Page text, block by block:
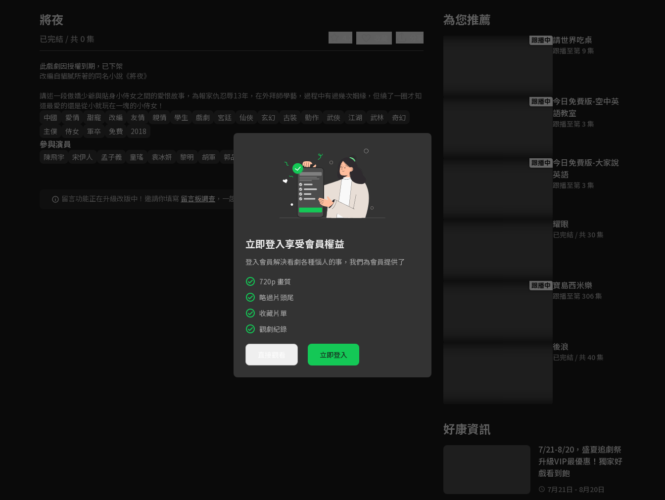
Play
將夜
已完結 / 共 0 集
此戲劇因授權到期，已下架
改編自貓膩所著的同名小說《將夜》
講述一段傲嬌少爺與貼身小侍女之間的愛恨故事，為報家仇忍辱13年，在外拜師學藝，過程中有過幾次姻緣，但繞了一圈才知
道最愛的還是從小就玩在一塊的小侍女！
中國
愛情 甜寵 改編 友情 親情 學生 戲劇 宮廷 仙俠 玄幻 古裝 動作 武俠 江湖 武林
奇幻
主僕
侍女 軍卒 免費 2018
參與演員
陳飛宇 宋伊人 孟子義 童瑤 袁冰妍 黎明 胡軍 郭品超
留言功能正在升級改版中！邀請你填寫 留言板調查 ，一起共創新版留言功能！
為您推薦
跟播中 請世界吃桌
跟播至第 9 集
跟播中 今日免費版-空中英
語教室
跟播至第 3 集
跟播中 今日免費版-大家說
英語
跟播至第 3 集
耀眼
已完結 / 共 30 集
跟播中 寶島西米樂
跟播至第 306 集
後浪
已完結 / 共 40 集
好康資訊
7/21-8/20，盛夏追劇祭
升級VIP最優惠！獨家好
戲看到飽
7月21日 - 8月20日
立即登入享受會員權益
登入會員解決看劇各種惱人的事，我們為會員提供了
720p 畫質
略過片頭尾
收藏片單
觀劇紀錄
立即登入